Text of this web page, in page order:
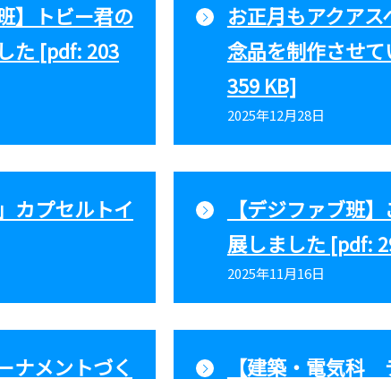
】トビー君の
た [pdf: 203
お正月もアクア
念品を制作させ
359 KB]
2025年12月28日
カプセルトイ
【デジファブ班
展しました [pdf:
2025年11月16日
ナメントづく
【建築・電気科